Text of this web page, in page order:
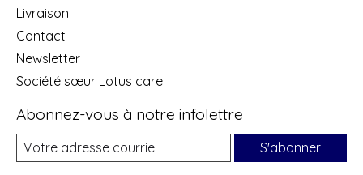
Livraison
Contact
Newsletter
Société sœur Lotus care
Abonnez-vous à notre infolettre
S'abonner